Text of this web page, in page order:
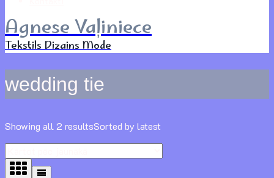
Agnese Vaļiniece
Tekstils Dizains Mode
wedding tie
Showing all 2 resultsSorted by latest